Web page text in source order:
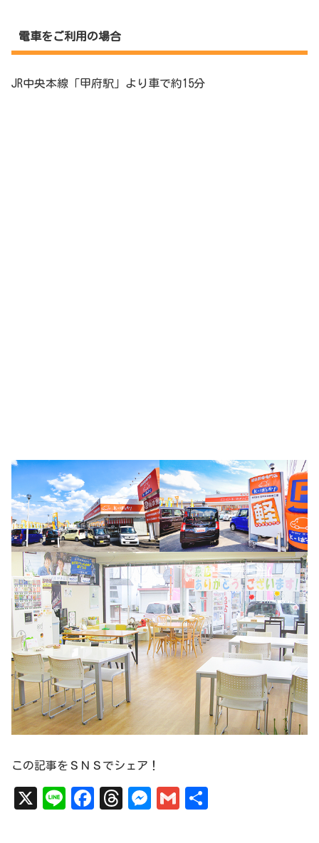
電車をご利用の場合
JR中央本線「甲府駅」より車で約15分
この記事をＳＮＳでシェア！
X
Li
Fa
Th
Me
Gm